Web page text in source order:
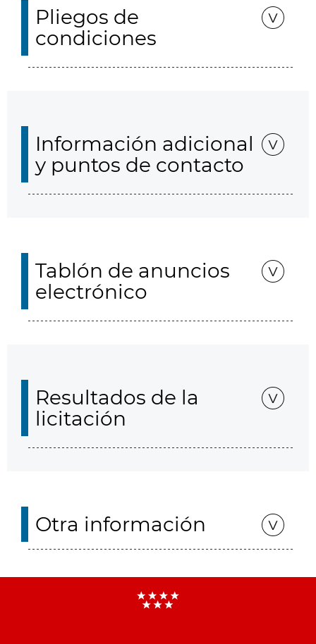
Pliegos de
condiciones
Información adicional
y puntos de contacto
Tablón de anuncios
electrónico
Resultados de la
licitación
Otra información